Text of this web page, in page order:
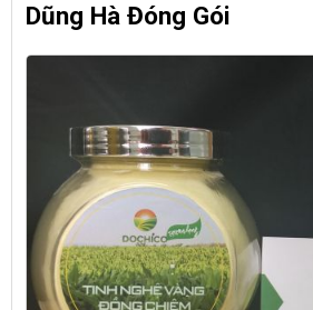
Dũng Hà Đóng Gói